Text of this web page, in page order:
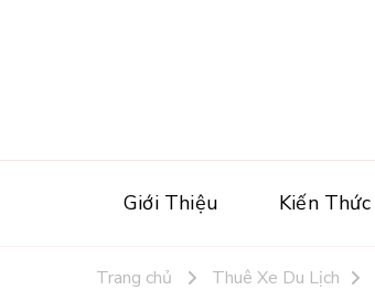
Giới Thiệu Kiến Thức
Trang chủ Thuê Xe Du Lịch